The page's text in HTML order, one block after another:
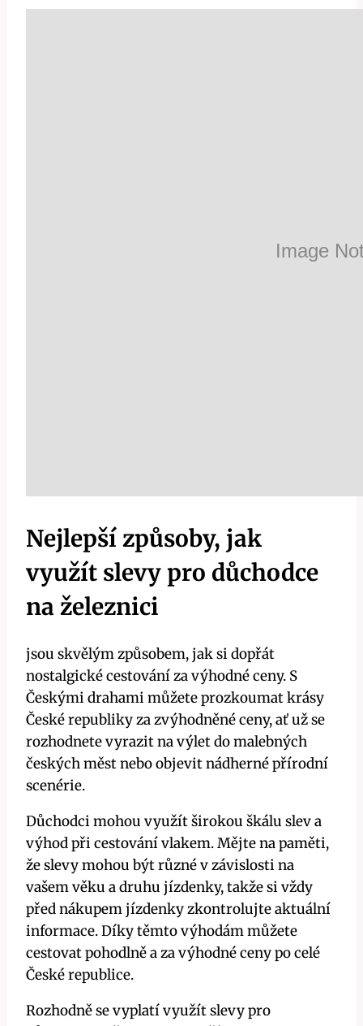
Nejlepší způsoby, jak
využít slevy pro důchodce
na železnici
jsou skvělým způsobem, jak si dopřát
nostalgické cestování za výhodné ceny. S
Českými drahami můžete prozkoumat krásy
České republiky za zvýhodněné ceny, ať už se
rozhodnete vyrazit na výlet do malebných
českých měst nebo objevit nádherné přírodní
scenérie.
Důchodci mohou využít širokou škálu slev a
výhod při cestování vlakem. Mějte na paměti,
že slevy mohou být různé v závislosti na
vašem věku a druhu jízdenky, takže si vždy
před nákupem jízdenky zkontrolujte aktuální
informace. Díky těmto výhodám můžete
cestovat pohodlně a za výhodné ceny po celé
České republice.
Rozhodně se vyplatí využít slevy pro